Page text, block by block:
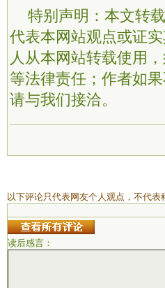
特别声明：本文转
代表本网站观点或证
人从本网站转载使用
等法律责任；作者如
请与我们接洽。
以下评论只代表网友个人观点，不代表
读后感言：